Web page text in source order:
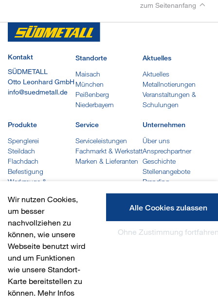
zum Seitenanfang
Kontakt
SÜDMETALL
Otto Leonhard GmbH
info@suedmetall.de
Standorte
Maisach
München
Peißenberg
Niederbayern
Aktuelles
Aktuelles
Metallnotierungen
Veranstaltungen &
Schulungen
Produkte
Spenglerei
Steildach
Flachdach
Befestigung
Werkzeuge &
Trapez- und Wellprofile
Kleben, Dichten &
Reinigen
Löten
Farben
Service
Serviceleistungen
Fachmarkt & Werkstatt
Marken & Lieferanten
Unternehmen
Über uns
Ansprechpartner
Geschichte
Stellenangebote
Branding
© 2026 Südmetall Otto Leonhard GmbH
Wir nutzen Cookies,
um besser
nachvollziehen zu
können, wie unsere
Webseite benutzt wird
und um Funktionen
wie unsere Standort-
Karte bereitstellen zu
können. Mehr Infos
Alle Cookies zulassen
Ohne Zustimmung